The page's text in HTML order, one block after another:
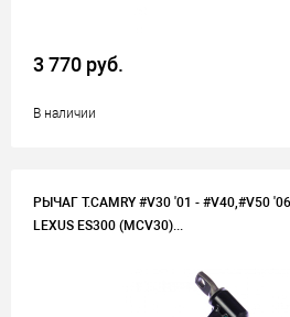
3 770 руб.
В наличии
РЫЧАГ T.CAMRY #V30 '01 - #V40,#V50
LEXUS ES300 (MCV30)...